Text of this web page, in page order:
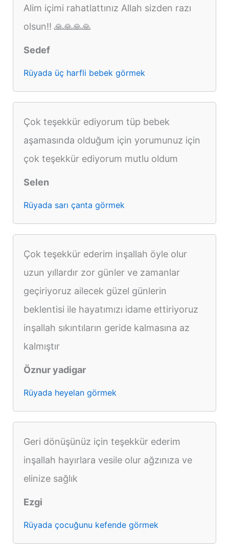
Alim içimi rahatlattınız Allah sizden razı
olsun!! 🙏🙏🙏🙏
Sedef
Rüyada üç harfli bebek görmek
Çok teşekkür ediyorum tüp bebek
aşamasında olduğum için yorumunuz için
çok teşekkür ediyorum mutlu oldum
Selen
Rüyada sarı çanta görmek
Çok teşekkür ederim inşallah öyle olur
uzun yıllardır zor günler ve zamanlar
geçiriyoruz ailecek güzel günlerin
beklentisi ile hayatımızı idame ettiriyoruz
inşallah sıkıntıların geride kalmasına az
kalmıştır
Öznur yadigar
Rüyada heyelan görmek
Geri dönüşünüz için teşekkür ederim
inşallah hayırlara vesile olur ağzınıza ve
elinize sağlık
Ezgi
Rüyada çocuğunu kefende görmek